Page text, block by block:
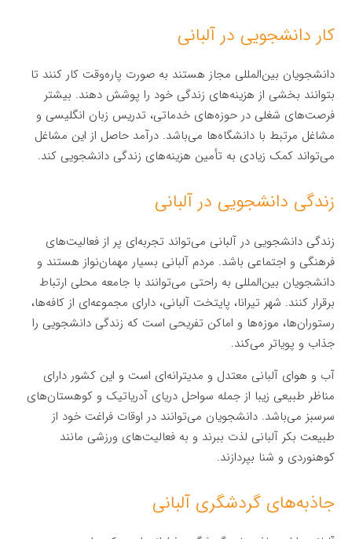
کار دانشجویی در آلبانی
دانشجویان بین‌المللی مجاز هستند به صورت پاره‌وقت کار کنند تا
بتوانند بخشی از هزینه‌های زندگی خود را پوشش دهند. بیشتر
فرصت‌های شغلی در حوزه‌های خدماتی، تدریس زبان انگلیسی و
مشاغل مرتبط با دانشگاه‌ها می‌باشد. درآمد حاصل از این مشاغل
می‌تواند کمک زیادی به تأمین هزینه‌های زندگی دانشجویی کند.
زندگی دانشجویی در آلبانی
زندگی دانشجویی در آلبانی می‌تواند تجربه‌ای پر از فعالیت‌های
فرهنگی و اجتماعی باشد. مردم آلبانی بسیار مهمان‌نواز هستند و
دانشجویان بین‌المللی به راحتی می‌توانند با جامعه محلی ارتباط
برقرار کنند. شهر تیرانا، پایتخت آلبانی، دارای مجموعه‌ای از کافه‌ها،
رستوران‌ها، موزه‌ها و اماکن تفریحی است که زندگی دانشجویی را
جذاب و پویاتر می‌کند.
آب و هوای آلبانی معتدل و مدیترانه‌ای است و این کشور دارای
مناظر طبیعی زیبا از جمله سواحل دریای آدریاتیک و کوهستان‌های
سرسبز می‌باشد. دانشجویان می‌توانند در اوقات فراغت خود از
طبیعت بکر آلبانی لذت ببرند و به فعالیت‌های ورزشی مانند
کوهنوردی و شنا بپردازند.
جاذبه‌های گردشگری آلبانی